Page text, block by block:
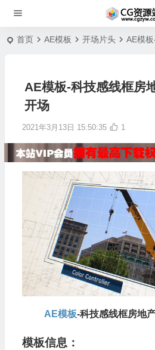
首页 AE模板 开场片头 AE模
AE模板-科技感线框房
开场
2021年3月13日 15:50:35 1
AE模板-科技感线框房地
模板信息：